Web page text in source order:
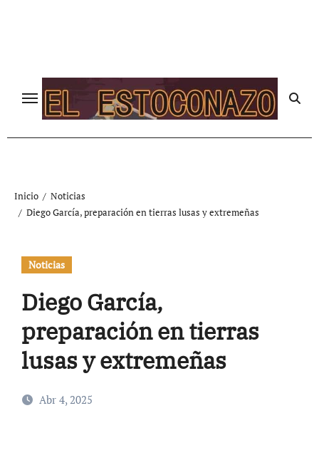
Inicio
Noticias
Diego García, preparación en tierras lusas y extremeñas
Noticias
Diego García,
preparación en tierras
lusas y extremeñas
Abr 4, 2025